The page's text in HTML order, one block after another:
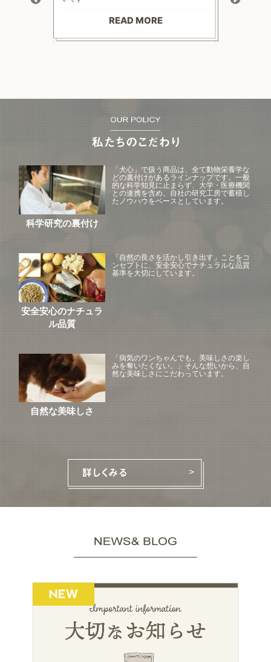
READ MORE
科学研究の裏付け
「犬心」で扱う商品は、全て動物栄養学な
どの裏付けがあるラインナップです。一般
的な科学知見に止まらず、大学・医療機関
との連携を含め、自社の研究工房で蓄積し
たノウハウをベースとしています。
安全安心のナチュラ
ル品質
「自然の良さを活かし引き出す」ことをコ
ンセプトに、安全安心でナチュラルな品質
基準を大切にしています。
自然な美味しさ
「病気のワンちゃんでも、美味しさの楽し
みを奪いたくない。」そんな想いから、自
然な美味しさにこだわっています。